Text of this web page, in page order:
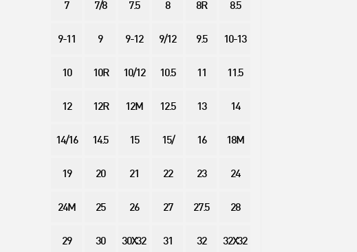
7 7/8 7.5 8 8R 8.5
9-11 9 9-12 9/12 9.5 10-13
10 10R 10/12 10.5 11 11.5
12 12R 12M 12.5 13 14
14/16 14.5 15 15/ 16 18M
19 20 21 22 23 24
24M 25 26 27 27.5 28
29 30 30X32 31 32 32X32